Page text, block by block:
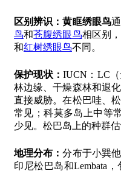
区别辨识：黄眶绣眼鸟
鸟和苍腹绣眼鸟相区别
和红树绣眼鸟不同。
保护现状：IUCN：LC（
林边缘、干燥森林和退
直接威胁。在松巴哇、
常见；科莫多岛上中等
少见。松巴岛上的种群估
地理分布：分布于小巽
印尼松巴岛和Lembata